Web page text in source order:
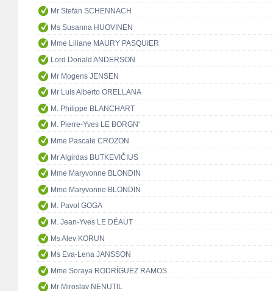
Mr Stefan SCHENNACH
Ms Susanna HUOVINEN
Mme Liliane MAURY PASQUIER
Lord Donald ANDERSON
Mr Mogens JENSEN
Mr Luis Alberto ORELLANA
M. Philippe BLANCHART
M. Pierre-Yves LE BORGN'
Mme Pascale CROZON
Mr Algirdas BUTKEVIČIUS
Mme Maryvonne BLONDIN
Mme Maryvonne BLONDIN
M. Pavol GOGA
M. Jean-Yves LE DÉAUT
Ms Alev KORUN
Ms Eva-Lena JANSSON
Mme Soraya RODRÍGUEZ RAMOS
Mr Miroslav NENUTIL